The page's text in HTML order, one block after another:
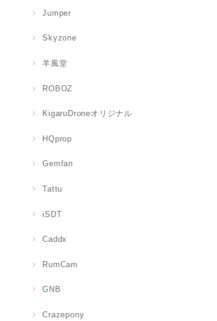
Jumper
Skyzone
羊風堂
ROBOZ
KigaruDroneオリジナル
HQprop
Gemfan
Tattu
iSDT
Caddx
RumCam
GNB
Crazepony